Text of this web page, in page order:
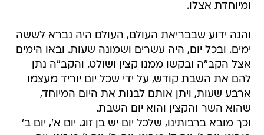
ומיוחדת אצלו.
והנה ידוע שבבריאת העולם, העולם היה נברא לששה
ימים. ובכל יום, היה עשרים ושמונה שעות. ובאו הימים
אצל הקב"ה ובקשו ממנו קצין ושולט. והקב"ה נתן
להם את השבת קודש, על ידי שכל יום יוריד מעצמו
ארבע שעות, ויתן אותם לבנות את היום המיוחד,
שהוא השר והקצין והוא יום השבת.
וכך מובא ברבותינו, שלכל יום יש בן זוג. יום א', יום ב'